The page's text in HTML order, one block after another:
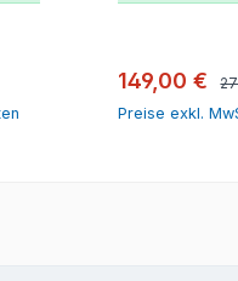
149,00 €
Preise exkl.
In